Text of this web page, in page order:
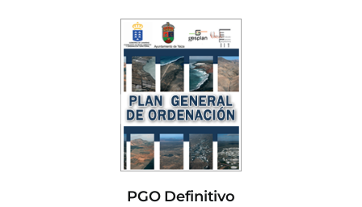
PGO Definitivo